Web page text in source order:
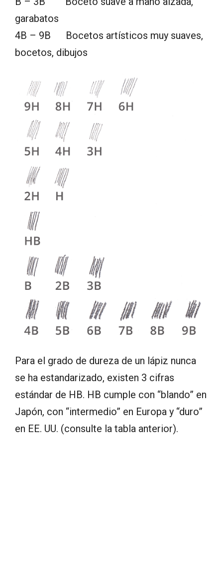
garabatos
4B – 9B Bocetos artísticos muy suaves,
bocetos, dibujos
Para el grado de dureza de un lápiz nunca
se ha estandarizado, existen 3 cifras
estándar de HB. HB cumple con “blando” en
Japón, con “intermedio” en Europa y “duro”
en EE. UU. (consulte la tabla anterior).